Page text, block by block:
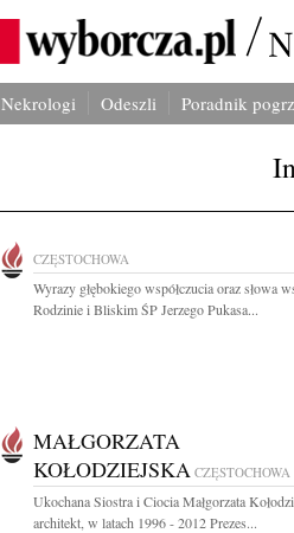
Nekrologi Odeszli Poradnik
CZĘSTOCHOWA
Wyrazy głębokiego współczucia oraz słowa
Rodzinie i Bliskim ŚP Jerzego Pukasa...
MAŁGORZATA
KOŁODZIEJSKA CZĘSTOCHOWA
Ukochana Siostra i Ciocia Małgorzata
architekt, w latach 1996 - 2012 Prezes...